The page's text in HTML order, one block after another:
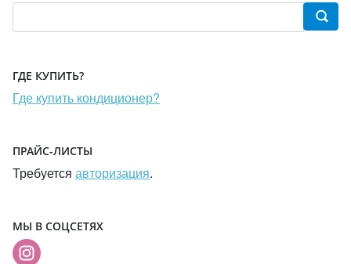
ГДЕ КУПИТЬ?
Где купить кондиционер?
ПРАЙС-ЛИСТЫ
Требуется авторизация.
МЫ В СОЦСЕТЯХ